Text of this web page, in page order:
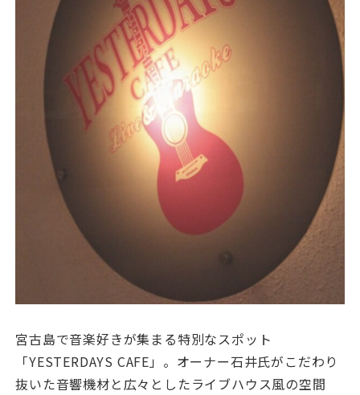
宮古島で音楽好きが集まる特別なスポット
「YESTERDAYS CAFE」。オーナー石井氏がこだわり
抜いた音響機材と広々としたライブハウス風の空間